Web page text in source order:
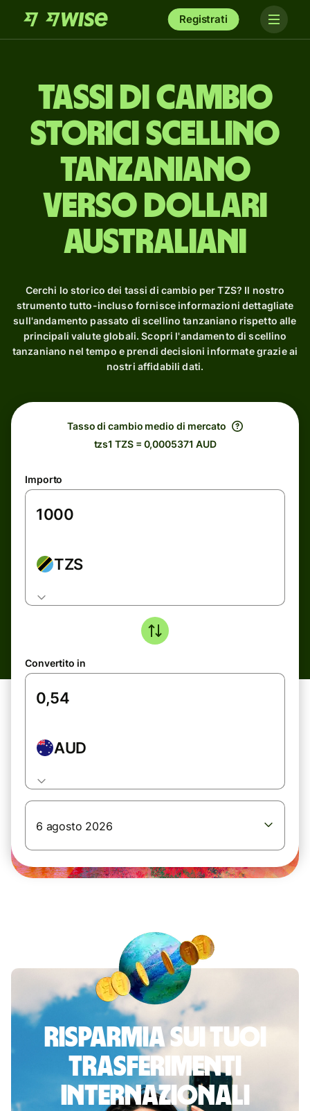
Registrati
Tassi di cambio
storici scellino
tanzaniano
verso dollari
australiani
Cerchi lo storico dei tassi di cambio per TZS? Il nostro
strumento tutto-incluso fornisce informazioni dettagliate
sull'andamento passato di scellino tanzaniano rispetto alle
principali valute globali. Scopri l'andamento di scellino
tanzaniano nel tempo e prendi decisioni informate grazie ai
nostri affidabili dati.
Tasso di cambio medio di mercato
tzs1 TZS = 0,0005371 AUD
Importo
TZS
Convertito in
AUD
6 agosto 2026
Risparmia sui tuoi
trasferimenti
internazionali